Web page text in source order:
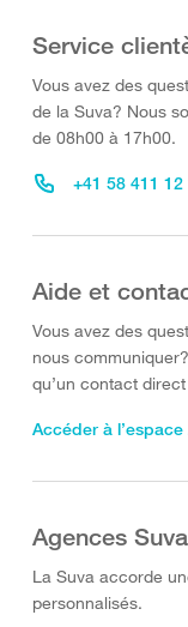
Service
Vous avez des
de la Suva? Nous
de 08h00 à 17h00.
+41 58 411 12
Aide et
Vous avez des
nous
qu’un contact
Accéder à
Agences Suva
La Suva accorde
personnalisés.